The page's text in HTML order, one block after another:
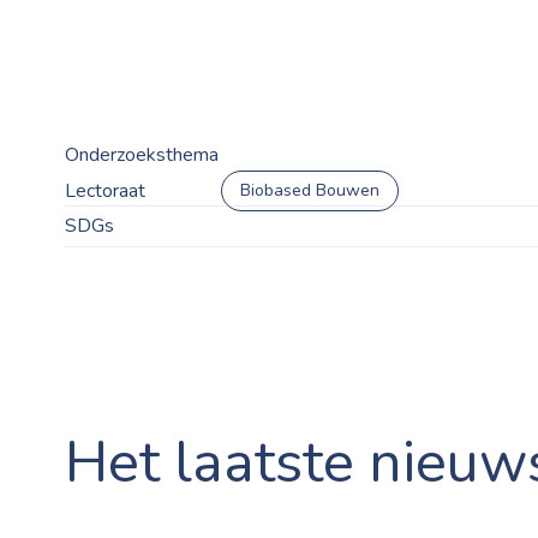
Onderzoeksthema
Lectoraat
Biobased Bouwen
SDGs
Het laatste